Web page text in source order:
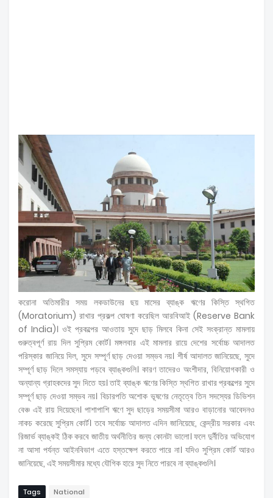
করোনা অতিমারীর সময় লকডাউনের ছয় মাসের ব্যাঙ্ক ঋণের কিস্তি স্থগিত
(Moratorium) রাখার প্রকল্প ঘোষণা করেছিল আরবিআই (Reserve Bank
of India)। ওই প্রকল্পের আওতায় সুদে ছাড় মিলবে কিনা সেই সংক্রান্ত মামলায়
গুরুত্বপূর্ণ রায় দিল সুপ্রিম কোর্ট। মঙ্গলবার এই মামলার রায়ে দেশের সর্বোচ্চ আদালত
পরিস্কার জানিয়ে দিল, সুদে সম্পূর্ণ ছাড় দেওয়া সম্ভব নয়। শীর্ষ আদালত জানিয়েছে, সুদে
সম্পূর্ণ ছাড় দিলে সমস্যায় পড়বে ব্যাঙ্কগুলি। কারণ তাদেরও অংশীদার, বিনিয়োগকারী ও
অন্যান্য গ্রাহকদের সুদ দিতে হয়। তাই ব্যাঙ্ক ঋণের কিস্তি স্থগিত রাখার প্রকল্পের সুদে
সম্পূর্ণ ছাড় দেওয়া সম্ভব নয়। বিচারপতি অশোক ভূষণের নেতৃত্বে তিন সদস্যের ডিভিশন
বেঞ্চ এই রায় দিয়েছেন। পাশাপাশি ঋণে সুদ ছাড়ের সময়সীমা আরও বাড়ানোর আবেদনও
নাকচ করেছে সুপ্রিম কোর্ট। তবে সর্বোচ্চ আদালত এদিন জানিয়েছে, কেন্দ্রীয় সরকার এবং
রিজার্ভ ব্যাঙ্কই ঠিক করবে জাতীয় অর্থনীতির জন্য কোনটা ভালো। ফলে দুর্নীতির অভিযোগ
না আসা পর্যন্ত আইনবিভাগ এতে হস্তক্ষেপ করতে পারে না। যদিও সুপ্রিম কোর্ট আরও
জানিয়েছে, এই সময়সীমার মধ্যে যৌগিক হারে সুদ নিতে পারবে না ব্যাঙ্কগুলি।
Tags National